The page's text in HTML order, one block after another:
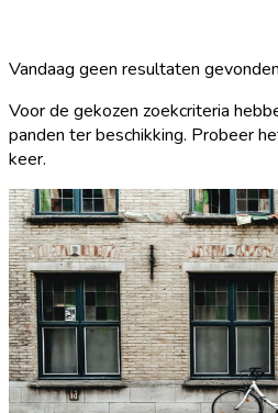
Vandaag geen resultaten gevonden
Voor de gekozen zoekcriteria
panden ter beschikking. Probeer
keer.